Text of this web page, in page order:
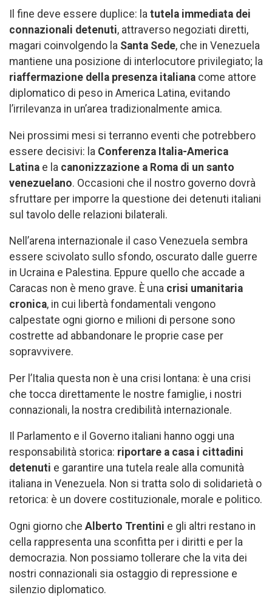
Il fine deve essere duplice: la tutela immediata dei
connazionali detenuti, attraverso negoziati diretti,
magari coinvolgendo la Santa Sede, che in Venezuela
mantiene una posizione di interlocutore privilegiato; la
riaffermazione della presenza italiana come attore
diplomatico di peso in America Latina, evitando
l’irrilevanza in un’area tradizionalmente amica.
Nei prossimi mesi si terranno eventi che potrebbero
essere decisivi: la Conferenza Italia-America
Latina e la canonizzazione a Roma di un santo
venezuelano. Occasioni che il nostro governo dovrà
sfruttare per imporre la questione dei detenuti italiani
sul tavolo delle relazioni bilaterali.
Nell’arena internazionale il caso Venezuela sembra
essere scivolato sullo sfondo, oscurato dalle guerre
in Ucraina e Palestina. Eppure quello che accade a
Caracas non è meno grave. È una crisi umanitaria
cronica, in cui libertà fondamentali vengono
calpestate ogni giorno e milioni di persone sono
costrette ad abbandonare le proprie case per
sopravvivere.
Per l’Italia questa non è una crisi lontana: è una crisi
che tocca direttamente le nostre famiglie, i nostri
connazionali, la nostra credibilità internazionale.
Il Parlamento e il Governo italiani hanno oggi una
responsabilità storica: riportare a casa i cittadini
detenuti e garantire una tutela reale alla comunità
italiana in Venezuela. Non si tratta solo di solidarietà o
retorica: è un dovere costituzionale, morale e politico.
Ogni giorno che Alberto Trentini e gli altri restano in
cella rappresenta una sconfitta per i diritti e per la
democrazia. Non possiamo tollerare che la vita dei
nostri connazionali sia ostaggio di repressione e
silenzio diplomatico.